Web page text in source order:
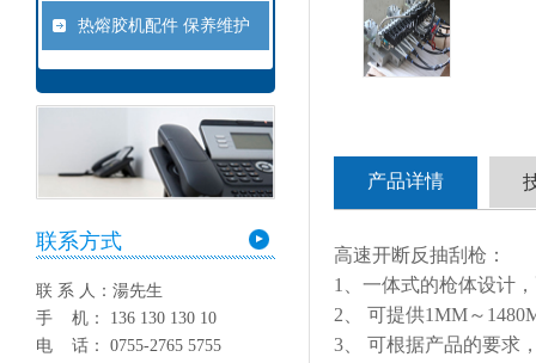
热熔胶机配件 保养维护
联系方式
联 系 人：湯先生
手 机： 136 130 130 10
电 话： 0755-2765 5755
产品详情
高速开断反抽刮枪：
1、一体式的枪体设计
2、 可提供1MM～
3、 可根据产品的要求